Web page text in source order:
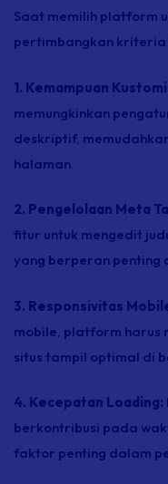
Saat memilih platform
pertimbangkan kriteria
1. Kemampuan
memungkinkan
deskriptif,
halaman.
2. Pengelolaan Meta
fitur untuk mengedit
yang berperan penting
3. Responsivitas
mobile, platform harus
situs tampil optimal di
4. Kecepatan Loading:
berkontribusi pada
faktor penting dalam